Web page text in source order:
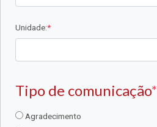
Unidade:*
Tipo de comunicação*
Agradecimento